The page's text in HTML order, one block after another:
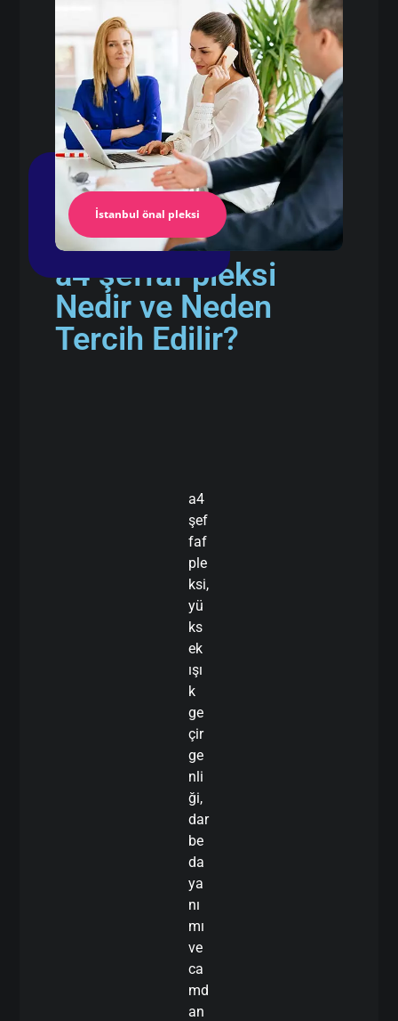
İstanbul önal pleksi
a4 şeffaf pleksi
Nedir ve Neden
Tercih Edilir?
a4
şef
faf
ple
ksi,
yü
ks
ek
ışı
k
ge
çir
ge
nli
ği,
dar
be
da
ya
nı
mı
ve
ca
md
an